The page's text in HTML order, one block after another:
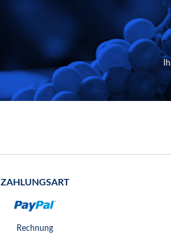
ZAHLUNGSART
Rechnung